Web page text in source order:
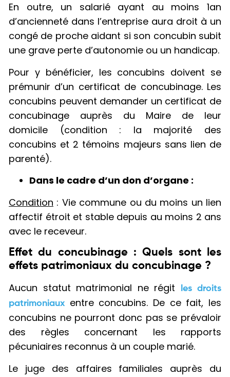
En outre, un salarié ayant au moins 1an
d’ancienneté dans l’entreprise aura droit à un
congé de proche aidant si son concubin subit
une grave perte d’autonomie ou un handicap.
Pour y bénéficier, les concubins doivent se
prémunir d’un certificat de concubinage. Les
concubins peuvent demander un certificat de
concubinage auprès du Maire de leur
domicile (condition : la majorité des
concubins et 2 témoins majeurs sans lien de
parenté).
Dans le cadre d’un don d’organe :
Condition : Vie commune ou du moins un lien
affectif étroit et stable depuis au moins 2 ans
avec le receveur.
Effet du concubinage : Quels sont les
effets patrimoniaux du concubinage ?
Aucun statut matrimonial ne régit
les droits
patrimoniaux
entre concubins. De ce fait, les
concubins ne pourront donc pas se prévaloir
des règles concernant les rapports
pécuniaires reconnus à un couple marié.
Le juge des affaires familiales auprès du